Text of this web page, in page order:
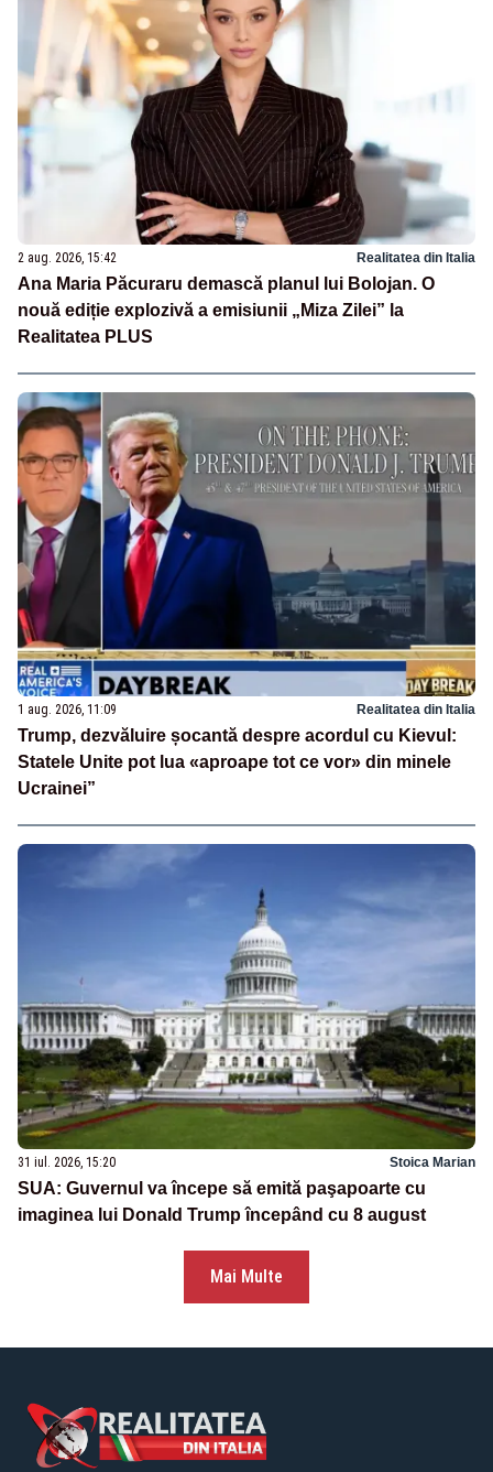
2 aug. 2026, 15:42 Realitatea din Italia
Ana Maria Păcuraru demască planul lui Bolojan. O
nouă ediție explozivă a emisiunii „Miza Zilei” la
Realitatea PLUS
1 aug. 2026, 11:09 Realitatea din Italia
Trump, dezvăluire șocantă despre acordul cu Kievul:
Statele Unite pot lua «aproape tot ce vor» din minele
Ucrainei”
31 iul. 2026, 15:20 Stoica Marian
SUA: Guvernul va începe să emită paşapoarte cu
imaginea lui Donald Trump începând cu 8 august
Mai Multe